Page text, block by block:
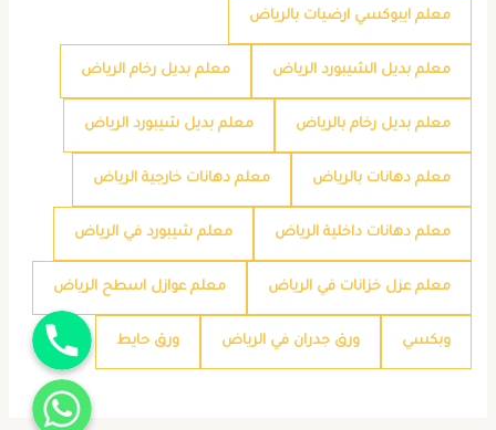
معلم ايبوكسي ارضيات بالرياض
معلم بديل الشيبورد الرياض معلم بديل رخام الرياض
معلم بديل رخام بالرياض معلم بديل شيبورد الرياض
معلم دهانات بالرياض معلم دهانات خارجية الرياض
معلم دهانات داخلية الرياض معلم شيبورد في الرياض
معلم عزل خزانات في الرياض معلم عوازل اسطح الرياض
وبكسي ورق جدران في الرياض ورق حايط
جوال
واتساب